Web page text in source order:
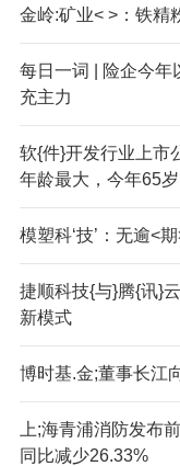
金岭:矿业< >：铁精
每日一词 | 险企今年
充主力
软{件}开发行业上市
年龄最大，今年65
模塑科‘技’：无逾<
捷顺科技{与}腾{讯}
新模式
博时基.金;董事长江
上;海青浦消防发布
同比减少26.33%